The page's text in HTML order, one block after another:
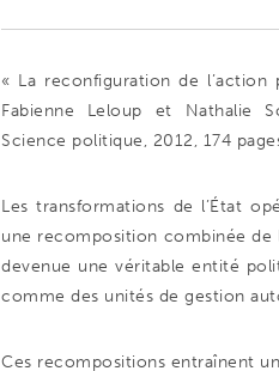
« La reconfiguration de
Fabienne Leloup et Nathalie
Science politique, 2012, 174
Les transformations de l’État
une recomposition combinée de
devenue une véritable entité
comme des unités de gestion
Ces recompositions entraînent